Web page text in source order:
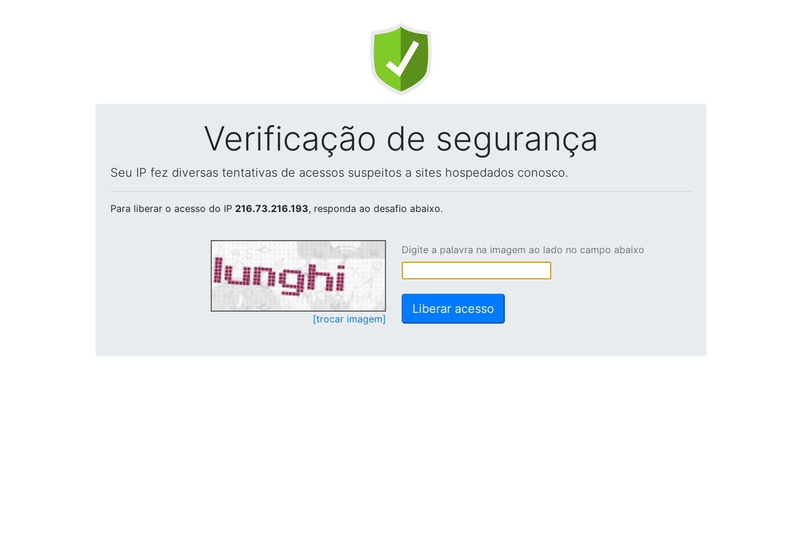
Verificação de segurança
Seu IP fez diversas tentativas de acessos suspeitos a sites hospedados conosco.
Para liberar o acesso do IP 216.73.216.193, responda ao desafio abaixo.
[trocar imagem]
Digite a palavra na imagem ao lado no campo abaixo